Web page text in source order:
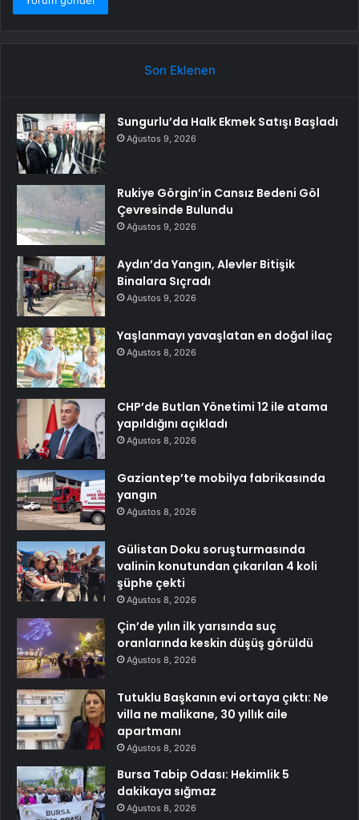
Son Eklenen
Sungurlu’da Halk Ekmek Satışı Başladı
Ağustos 9, 2026
Rukiye Görgin’in Cansız Bedeni Göl
Çevresinde Bulundu
Ağustos 9, 2026
Aydın’da Yangın, Alevler Bitişik
Binalara Sıçradı
Ağustos 9, 2026
Yaşlanmayı yavaşlatan en doğal ilaç
Ağustos 8, 2026
CHP’de Butlan Yönetimi 12 ile atama
yapıldığını açıkladı
Ağustos 8, 2026
Gaziantep’te mobilya fabrikasında
yangın
Ağustos 8, 2026
Gülistan Doku soruşturmasında
valinin konutundan çıkarılan 4 koli
şüphe çekti
Ağustos 8, 2026
Çin’de yılın ilk yarısında suç
oranlarında keskin düşüş görüldü
Ağustos 8, 2026
Tutuklu Başkanın evi ortaya çıktı: Ne
villa ne malikane, 30 yıllık aile
apartmanı
Ağustos 8, 2026
Bursa Tabip Odası: Hekimlik 5
dakikaya sığmaz
Ağustos 8, 2026